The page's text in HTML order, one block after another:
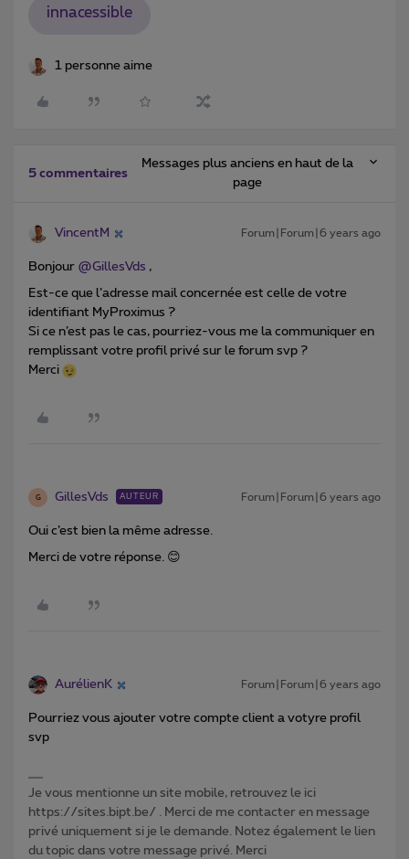
innacessible
1 personne aime
5 commentaires
Messages plus anciens en haut de la
page
VincentM Forum|Forum|6 years ago
Bonjour @GillesVds ,
Est-ce que l’adresse mail concernée est celle de votre
identifiant MyProximus ?
Si ce n’est pas le cas, pourriez-vous me la communiquer en
remplissant votre profil privé sur le forum svp ?
Merci
G GillesVds AUTEUR Forum|Forum|6 years ago
Oui c’est bien la même adresse.
Merci de votre réponse. 😊
AurélienK Forum|Forum|6 years ago
Pourriez vous ajouter votre compte client a votyre profil
svp
Je vous mentionne un site mobile, retrouvez le ici
https://sites.bipt.be/ . Merci de me contacter en message
privé uniquement si je le demande. Notez également le lien
du topic dans votre message privé. Merci